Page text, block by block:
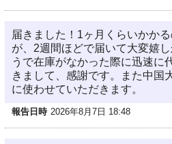
届きました！1ヶ月くらいかか
が、2週間ほどで届いて大変嬉
うで在庫がなかった際に迅速に
きまして、感謝です。また中国
に使わせていただきます。
報告日時 2026年8月7日 18:48